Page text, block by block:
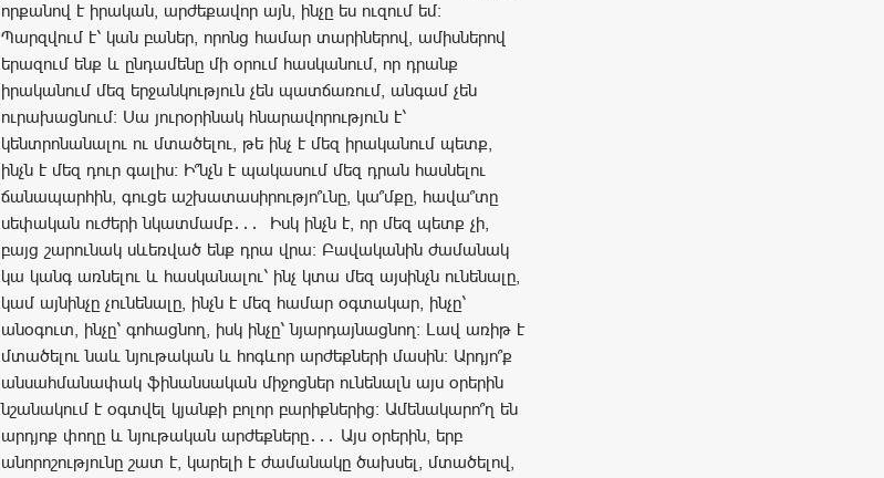
որքանով է իրական, արժեքավոր այն, ինչը ես ուզում եմ։
Պարզվում է՝ կան բաներ, որոնց համար տարիներով, ամիսներով
երազում ենք և ընդամենը մի օրում հասկանում, որ դրանք
իրականում մեզ երջանկություն չեն պատճառում, անգամ չեն
ուրախացնում։ Սա յուրօրինակ հնարավորություն է՝
կենտրոնանալու ու մտածելու, թե ինչ է մեզ իրականում պետք,
ինչն է մեզ դուր գալիս։ Ի՞նչն է պակասում մեզ դրան հասնելու
ճանապարհին, գուցե աշխատասիրությո՞ւնը, կա՞մքը, հավա՞տը
սեփական ուժերի նկատմամբ․․․ Իսկ ինչն է, որ մեզ պետք չի,
բայց շարունակ սևեռված ենք դրա վրա: Բավականին ժամանակ
կա կանգ առնելու և հասկանալու՝ ինչ կտա մեզ այսինչն ունենալը,
կամ այնինչը չունենալը, ինչն է մեզ համար օգտակար, ինչը՝
անօգուտ, ինչը՝ գոհացնող, իսկ ինչը՝ նյարդայնացնող։ Լավ առիթ է
մտածելու նաև նյութական և հոգևոր արժեքների մասին։ Արդյո՞ք
անսահմանափակ ֆինանսական միջոցներ ունենալն այս օրերին
նշանակում է օգտվել կյանքի բոլոր բարիքներից։ Ամենակարո՞ղ են
արդյոք փողը և նյութական արժեքները․․․ Այս օրերին, երբ
անորոշությունը շատ է, կարելի է ժամանակը ծախսել, մտածելով,